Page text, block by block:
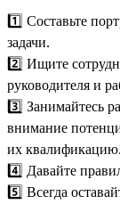
1️⃣ Составьте
задачи.
2️⃣ Ищите
руководителя и
3️⃣ Занимайтесь
внимание
их квалификацию.
4️⃣ Давайте
5️⃣ Всегда